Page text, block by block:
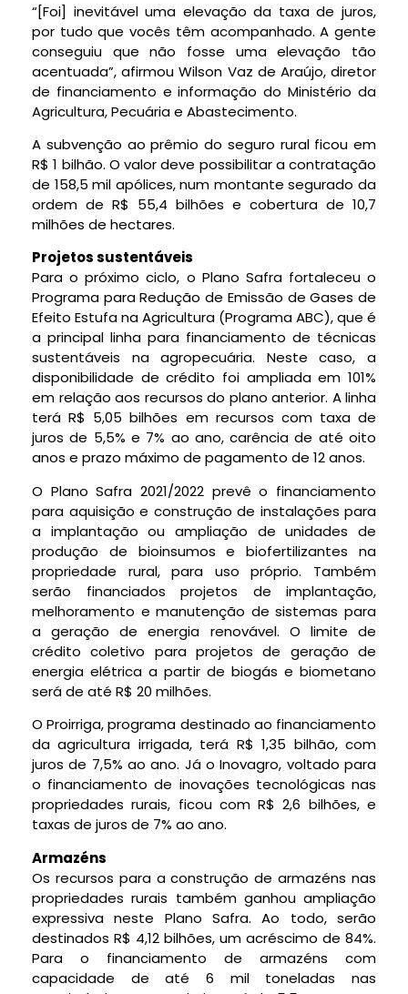
“[Foi] inevitável uma elevação da taxa de juros,
por tudo que vocês têm acompanhado. A gente
conseguiu que não fosse uma elevação tão
acentuada”, afirmou Wilson Vaz de Araújo, diretor
de financiamento e informação do Ministério da
Agricultura, Pecuária e Abastecimento.
A subvenção ao prêmio do seguro rural ficou em
R$ 1 bilhão. O valor deve possibilitar a contratação
de 158,5 mil apólices, num montante segurado da
ordem de R$ 55,4 bilhões e cobertura de 10,7
milhões de hectares.
Projetos sustentáveis
Para o próximo ciclo, o Plano Safra fortaleceu o
Programa para Redução de Emissão de Gases de
Efeito Estufa na Agricultura (Programa ABC), que é
a principal linha para financiamento de técnicas
sustentáveis na agropecuária. Neste caso, a
disponibilidade de crédito foi ampliada em 101%
em relação aos recursos do plano anterior. A linha
terá R$ 5,05 bilhões em recursos com taxa de
juros de 5,5% e 7% ao ano, carência de até oito
anos e prazo máximo de pagamento de 12 anos.
O Plano Safra 2021/2022 prevê o financiamento
para aquisição e construção de instalações para
a implantação ou ampliação de unidades de
produção de bioinsumos e biofertilizantes na
propriedade rural, para uso próprio. Também
serão financiados projetos de implantação,
melhoramento e manutenção de sistemas para
a geração de energia renovável. O limite de
crédito coletivo para projetos de geração de
energia elétrica a partir de biogás e biometano
será de até R$ 20 milhões.
O Proirriga, programa destinado ao financiamento
da agricultura irrigada, terá R$ 1,35 bilhão, com
juros de 7,5% ao ano. Já o Inovagro, voltado para
o financiamento de inovações tecnológicas nas
propriedades rurais, ficou com R$ 2,6 bilhões, e
taxas de juros de 7% ao ano.
Armazéns
Os recursos para a construção de armazéns nas
propriedades rurais também ganhou ampliação
expressiva neste Plano Safra. Ao todo, serão
destinados R$ 4,12 bilhões, um acréscimo de 84%.
Para o financiamento de armazéns com
capacidade de até 6 mil toneladas nas